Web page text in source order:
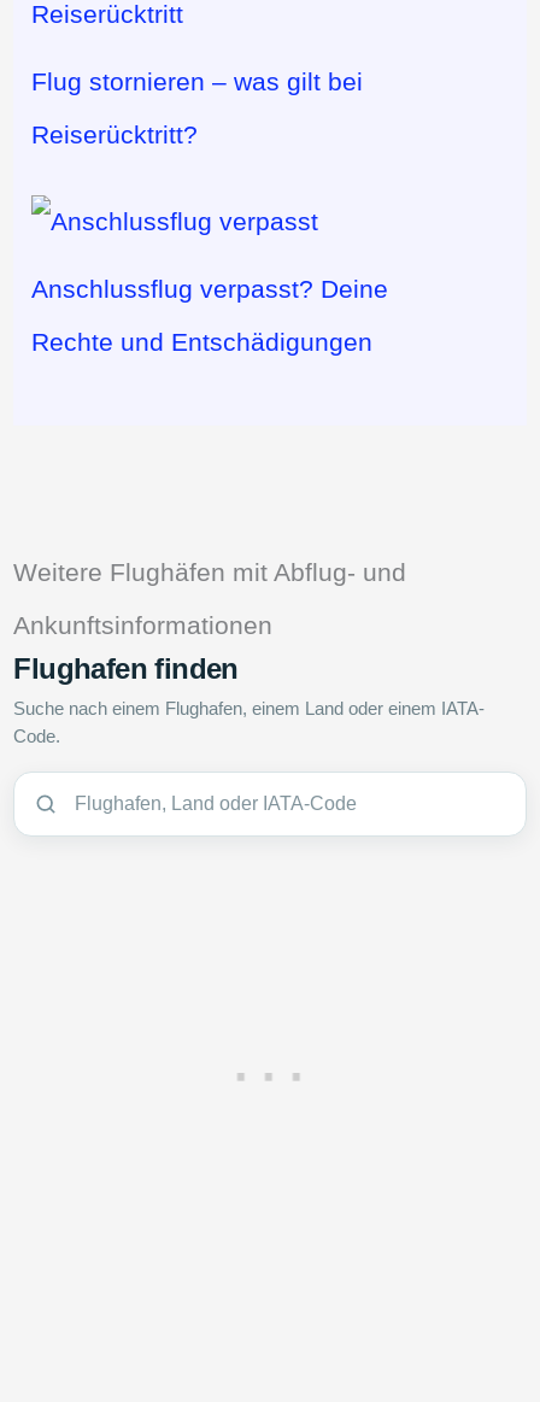
Flug stornieren – was gilt bei
Reiserücktritt?
Anschlussflug verpasst? Deine
Rechte und Entschädigungen
Weitere Flughäfen mit Abflug- und
Ankunftsinformationen
Flughafen finden
Suche nach einem Flughafen, einem Land oder einem IATA-
Code.